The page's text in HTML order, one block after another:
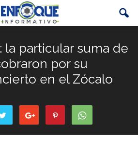
la particular suma de
por su
en el Zócalo